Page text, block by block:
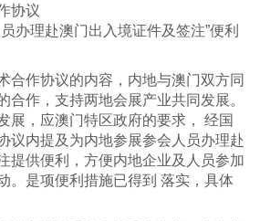
协议
办理赴澳门出入境证件及签注”便利
合作协议的内容，内地与澳门双方同
合作，支持两地会展产业共同发展。
展，应澳门特区政府的要求， 经国
议内提及为内地参展参会人员办理赴
提供便利，方便内地企业及人员参加
。是项便利措施已得到 落实，具体